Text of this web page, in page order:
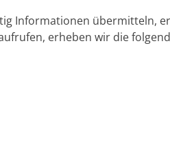
Informationen übermitteln,
erheben wir die